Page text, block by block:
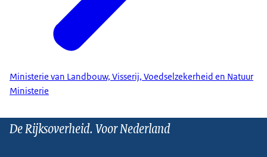
Ministerie van Landbouw, Visserij, Voedselzekerheid en Natuur
Ministerie
De Rijksoverheid. Voor Nederland